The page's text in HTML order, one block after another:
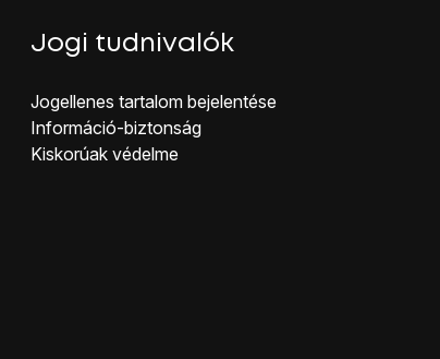
Jogi tudnivalók
Jogellenes ta rtalom bejelentése
Inf ormáció-biztonság
Kiskorúak véd elme